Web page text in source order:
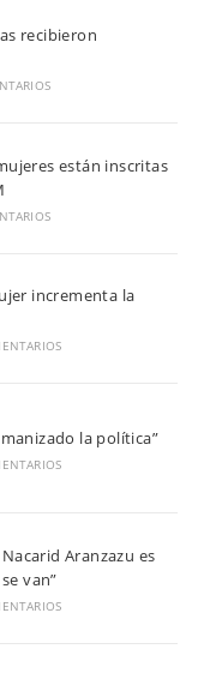
recibieron
están inscritas
incrementa la
la política”
Aranzazu es
van”